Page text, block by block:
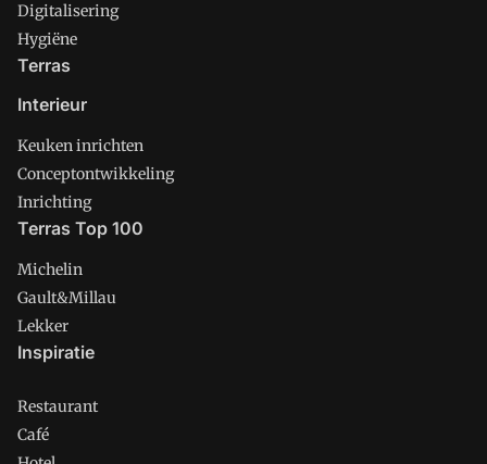
Digitalisering
Hygiëne
Terras
Interieur
Keuken inrichten
Conceptontwikkeling
Inrichting
Terras Top 100
Michelin
Gault&Millau
Lekker
Inspiratie
Restaurant
Café